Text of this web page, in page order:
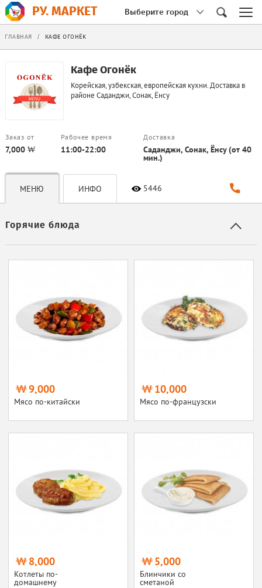
РУ. МАРКЕТ Выберите город
ГЛАВНАЯ / КАФЕ ОГОНЁК
Кафе Огонёк
Корейская, узбекская, европейская кухни. Доставка в
районе Саданджи, Сонак, Ёнсу
Заказ от
7,000 ₩
Рабочее время
11:00-22:00
Доставка
Саданджи, Сонак, Ёнсу (от 40
мин.)
МЕНЮ ИНФО 5446
Горячие блюда
9,000
Мясо по-китайски
10,000
Мясо по-французски
8,000
Котлеты по-
домашнему
5,000
Блинчики со
сметаной